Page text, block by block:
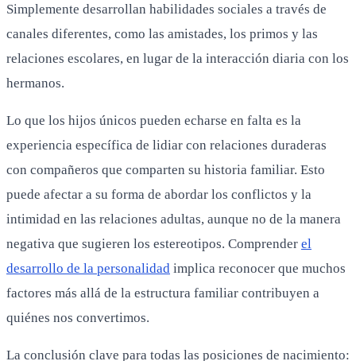
Simplemente desarrollan habilidades sociales a través de
canales diferentes, como las amistades, los primos y las
relaciones escolares, en lugar de la interacción diaria con los
hermanos.
Lo que los hijos únicos pueden echarse en falta es la
experiencia específica de lidiar con relaciones duraderas
con compañeros que comparten su historia familiar. Esto
puede afectar a su forma de abordar los conflictos y la
intimidad en las relaciones adultas, aunque no de la manera
negativa que sugieren los estereotipos. Comprender el
desarrollo de la personalidad implica reconocer que muchos
factores más allá de la estructura familiar contribuyen a
quiénes nos convertimos.
La conclusión clave para todas las posiciones de nacimiento: